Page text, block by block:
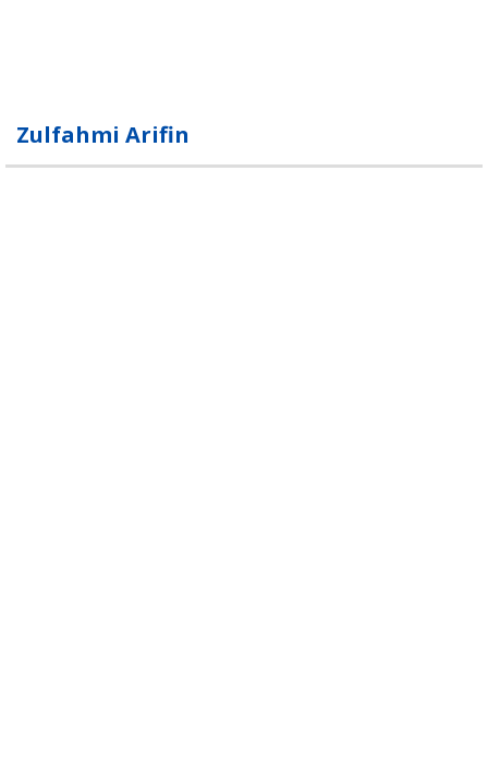
Zulfahmi Arifin